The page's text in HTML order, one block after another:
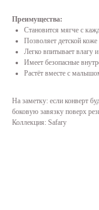
Преимущества:
Становится мягче с
Позволяет детской
Легко впитывает влагу
Имеет безопасные
Растёт вместе с
На заметку: если конверт
боковую завязку поверх
Коллекция: Safary